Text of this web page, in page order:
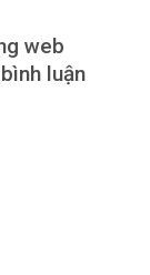
web
luận